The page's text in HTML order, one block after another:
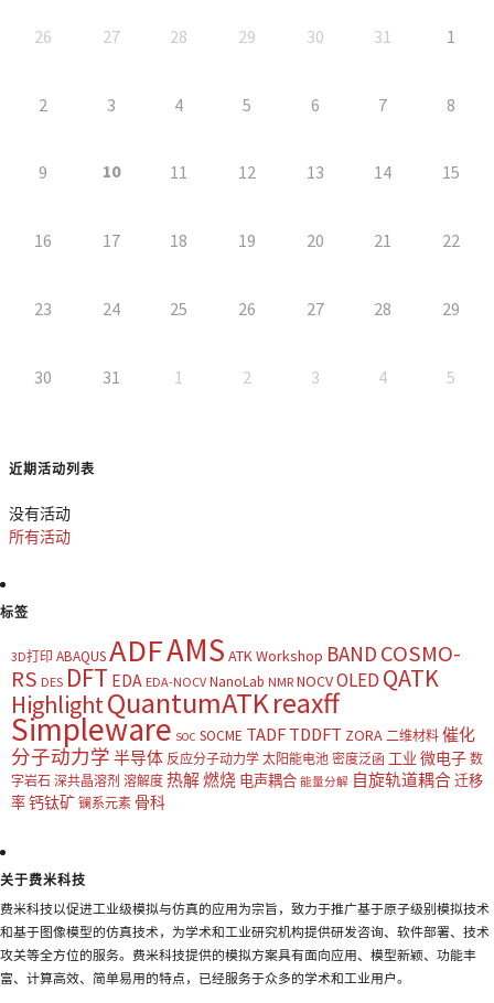
26 27 28 29 30 31 1
2 3 4 5 6 7 8
9 10 11 12 13 14 15
16 17 18 19 20 21 22
23 24 25 26 27 28 29
30 31 1 2 3 4 5
近期活动列表
没有活动
所有活动
标签
3D打印 ABAQUSADFAMS ATK Workshop BAND COSMO-
RS DES DFT EDA EDA-NOCV NanoLab NMR NOCVOLED QATK
HighlightQuantumATKreaxff
Simpleware SOC SOCME TADF TDDFT ZORA 二维材料 催化
分子动力学 半导体 反应分子动力学 太阳能电池 密度泛函 工业微电子 数
字岩石 深共晶溶剂 溶解度 热解燃烧 电声耦合 能量分解 自旋轨道耦合迁移
率钙钛矿 镧系元素 骨科
关于费米科技
费米科技以促进工业级模拟与仿真的应用为宗旨，致力于推广基于原子级别模拟技术
和基于图像模型的仿真技术，为学术和工业研究机构提供研发咨询、软件部署、技术
攻关等全方位的服务。费米科技提供的模拟方案具有面向应用、模型新颖、功能丰
富、计算高效、简单易用的特点，已经服务于众多的学术和工业用户。